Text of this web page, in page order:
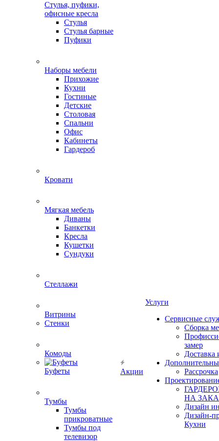
Стулья, пуфики,
офисные кресла
Стулья
Стулья барные
Пуфики
Наборы мебели
Прихожие
Кухни
Гостиные
Детские
Столовая
Спальни
Офис
Кабинеты
Гардероб
Кровати
Мягкая мебель
Диваны
Банкетки
Кресла
Кушетки
Сундуки
Стеллажи
Витрины
Стенки
Комоды
Буфеты
Тумбы
Тумбы
прикроватные
Тумбы под
телевизор
Акции
Услуги
Сервисные
Сборка
замер
Доставка
Рассрочка
НА
Дизайн
Дизайн-
Кухни